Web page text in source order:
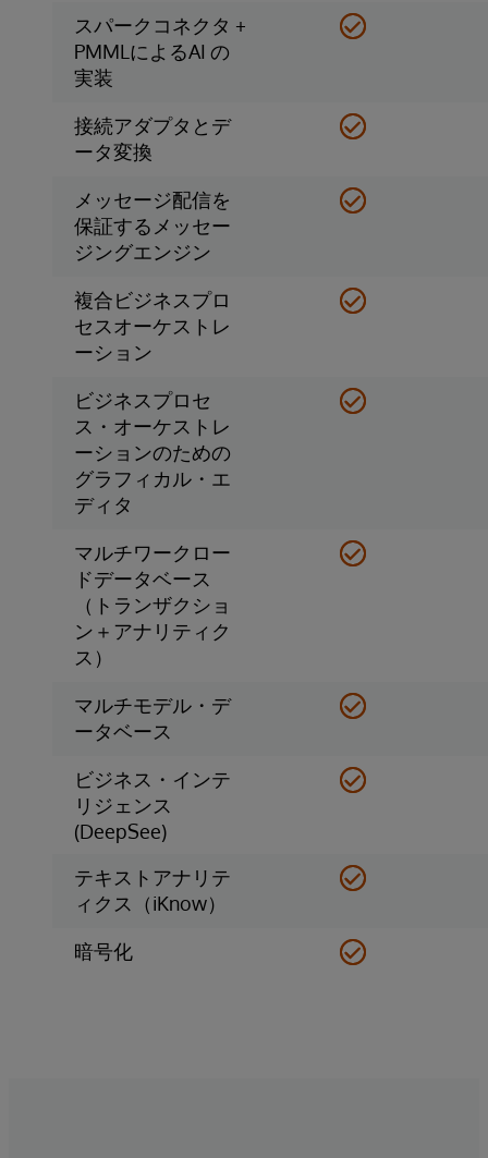
スパークコネクタ +
PMMLによるAI の
実装
接続アダプタとデ
ータ変換
メッセージ配信を
保証するメッセー
ジングエンジン
複合ビジネスプロ
セスオーケストレ
ーション
ビジネスプロセ
ス・オーケストレ
ーションのための
グラフィカル・エ
ディタ
マルチワークロー
ドデータベース
（トランザクショ
ン＋アナリティク
ス）
マルチモデル・デ
ータベース
ビジネス・インテ
リジェンス
(DeepSee)
テキストアナリテ
ィクス（iKnow）
暗号化